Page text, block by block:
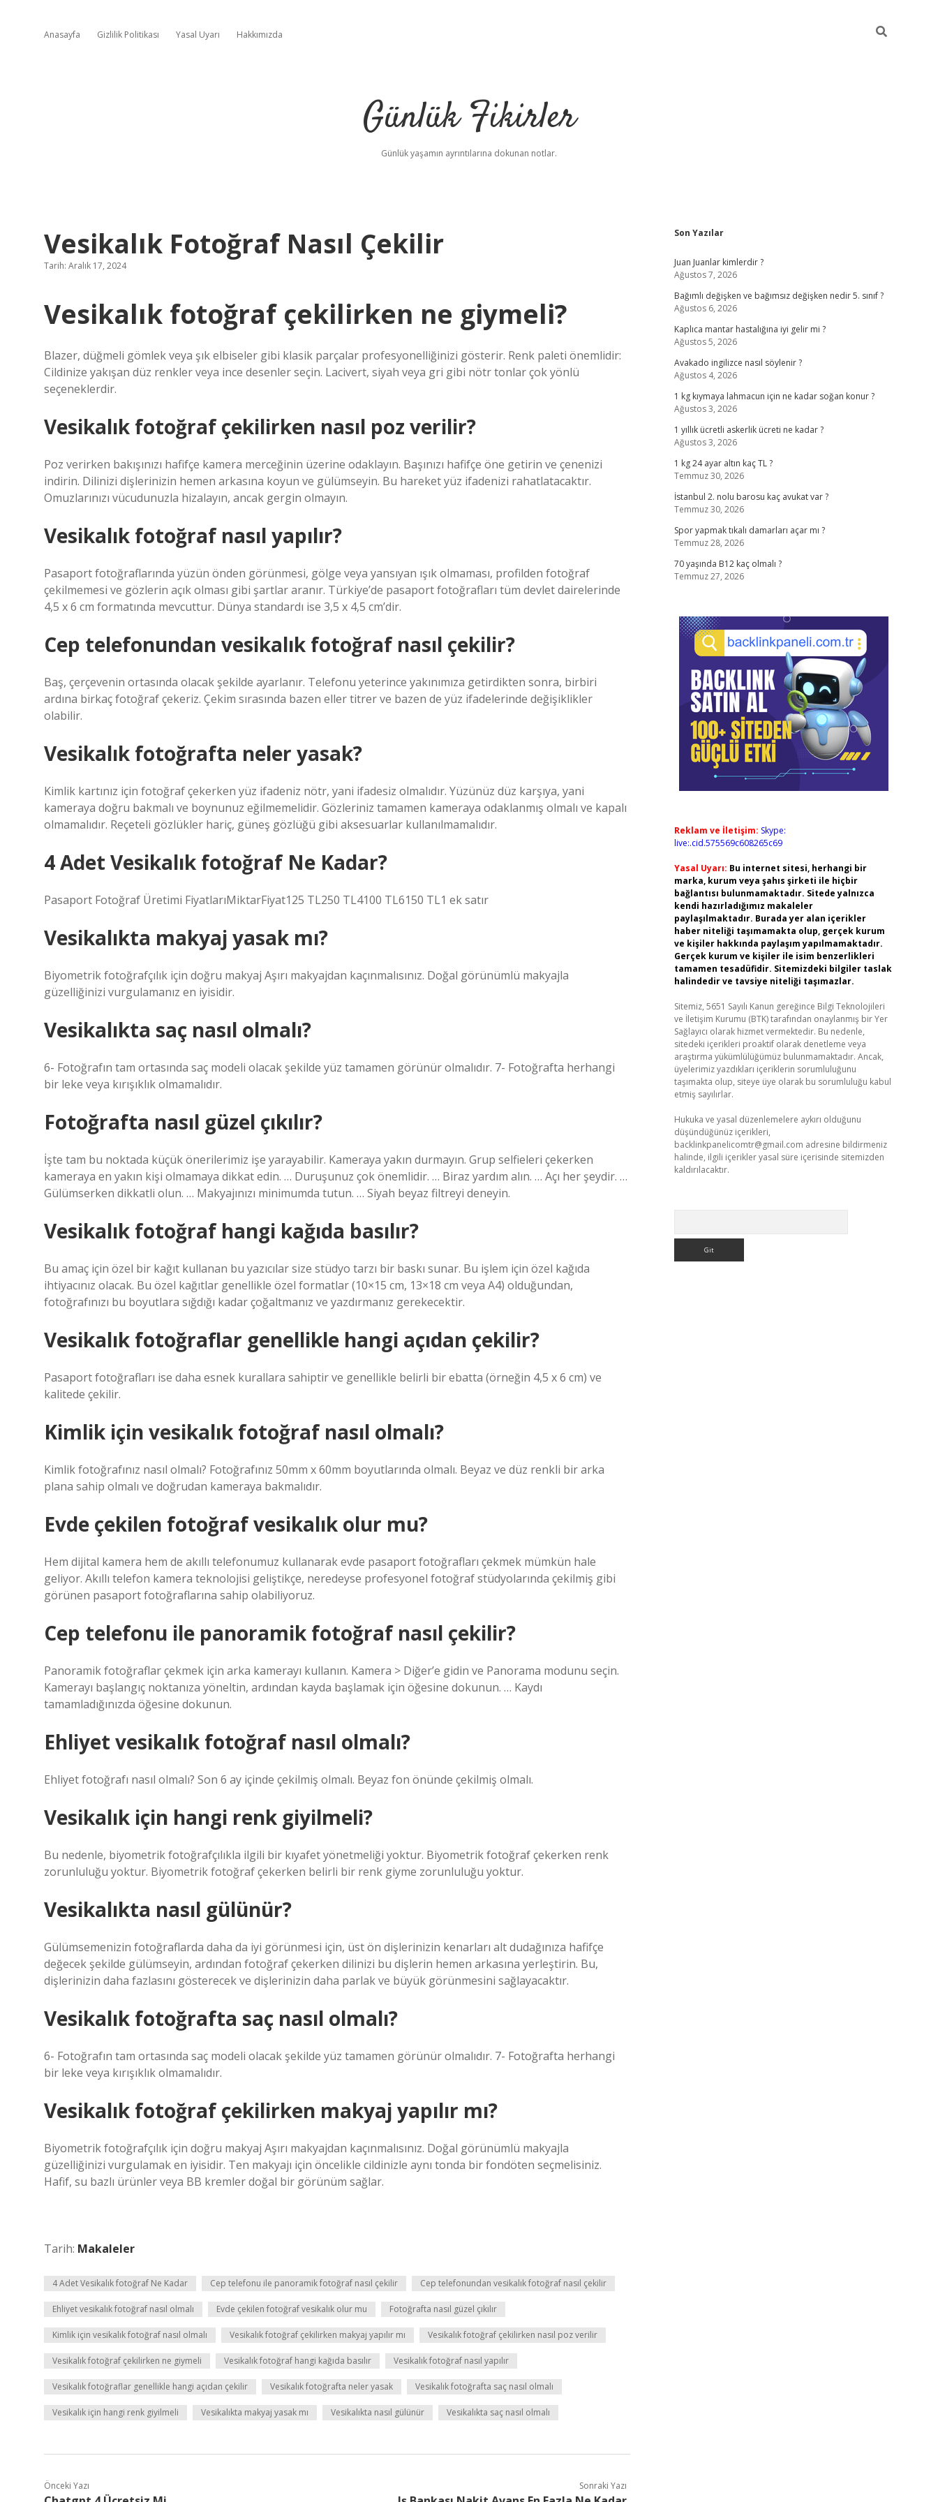
Anasayfa Gizlilik Politikası Yasal Uyarı Hakkımızda
Günlük Fikirler
Günlük yaşamın ayrıntılarına dokunan notlar.
Vesikalık Fotoğraf Nasıl Çekilir
Tarih: Aralık 17, 2024
Vesikalık fotoğraf çekilirken ne giymeli?
Blazer, düğmeli gömlek veya şık elbiseler gibi klasik parçalar profesyonelliğinizi gösterir. Renk paleti önemlidir:
Cildinize yakışan düz renkler veya ince desenler seçin. Lacivert, siyah veya gri gibi nötr tonlar çok yönlü
seçeneklerdir.
Vesikalık fotoğraf çekilirken nasıl poz verilir?
Poz verirken bakışınızı hafifçe kamera merceğinin üzerine odaklayın. Başınızı hafifçe öne getirin ve çenenizi
indirin. Dilinizi dişlerinizin hemen arkasına koyun ve gülümseyin. Bu hareket yüz ifadenizi rahatlatacaktır.
Omuzlarınızı vücudunuzla hizalayın, ancak gergin olmayın.
Vesikalık fotoğraf nasıl yapılır?
Pasaport fotoğraflarında yüzün önden görünmesi, gölge veya yansıyan ışık olmaması, profilden fotoğraf
çekilmemesi ve gözlerin açık olması gibi şartlar aranır. Türkiye’de pasaport fotoğrafları tüm devlet dairelerinde
4,5 x 6 cm formatında mevcuttur. Dünya standardı ise 3,5 x 4,5 cm’dir.
Cep telefonundan vesikalık fotoğraf nasıl çekilir?
Baş, çerçevenin ortasında olacak şekilde ayarlanır. Telefonu yeterince yakınımıza getirdikten sonra, birbiri
ardına birkaç fotoğraf çekeriz. Çekim sırasında bazen eller titrer ve bazen de yüz ifadelerinde değişiklikler
olabilir.
Vesikalık fotoğrafta neler yasak?
Kimlik kartınız için fotoğraf çekerken yüz ifadeniz nötr, yani ifadesiz olmalıdır. Yüzünüz düz karşıya, yani
kameraya doğru bakmalı ve boynunuz eğilmemelidir. Gözleriniz tamamen kameraya odaklanmış olmalı ve kapalı
olmamalıdır. Reçeteli gözlükler hariç, güneş gözlüğü gibi aksesuarlar kullanılmamalıdır.
4 Adet Vesikalık fotoğraf Ne Kadar?
Pasaport Fotoğraf Üretimi FiyatlarıMiktarFiyat125 TL250 TL4100 TL6150 TL1 ek satır
Vesikalıkta makyaj yasak mı?
Biyometrik fotoğrafçılık için doğru makyaj Aşırı makyajdan kaçınmalısınız. Doğal görünümlü makyajla
güzelliğinizi vurgulamanız en iyisidir.
Vesikalıkta saç nasıl olmalı?
6- Fotoğrafın tam ortasında saç modeli olacak şekilde yüz tamamen görünür olmalıdır. 7- Fotoğrafta herhangi
bir leke veya kırışıklık olmamalıdır.
Fotoğrafta nasıl güzel çıkılır?
İşte tam bu noktada küçük önerilerimiz işe yarayabilir. Kameraya yakın durmayın. Grup selfieleri çekerken
kameraya en yakın kişi olmamaya dikkat edin. … Duruşunuz çok önemlidir. … Biraz yardım alın. … Açı her şeydir. …
Gülümserken dikkatli olun. … Makyajınızı minimumda tutun. … Siyah beyaz filtreyi deneyin.
Vesikalık fotoğraf hangi kağıda basılır?
Bu amaç için özel bir kağıt kullanan bu yazıcılar size stüdyo tarzı bir baskı sunar. Bu işlem için özel kağıda
ihtiyacınız olacak. Bu özel kağıtlar genellikle özel formatlar (10×15 cm, 13×18 cm veya A4) olduğundan,
fotoğrafınızı bu boyutlara sığdığı kadar çoğaltmanız ve yazdırmanız gerekecektir.
Vesikalık fotoğraflar genellikle hangi açıdan çekilir?
Pasaport fotoğrafları ise daha esnek kurallara sahiptir ve genellikle belirli bir ebatta (örneğin 4,5 x 6 cm) ve
kalitede çekilir.
Kimlik için vesikalık fotoğraf nasıl olmalı?
Kimlik fotoğrafınız nasıl olmalı? Fotoğrafınız 50mm x 60mm boyutlarında olmalı. Beyaz ve düz renkli bir arka
plana sahip olmalı ve doğrudan kameraya bakmalıdır.
Evde çekilen fotoğraf vesikalık olur mu?
Hem dijital kamera hem de akıllı telefonumuz kullanarak evde pasaport fotoğrafları çekmek mümkün hale
geliyor. Akıllı telefon kamera teknolojisi geliştikçe, neredeyse profesyonel fotoğraf stüdyolarında çekilmiş gibi
görünen pasaport fotoğraflarına sahip olabiliyoruz.
Cep telefonu ile panoramik fotoğraf nasıl çekilir?
Panoramik fotoğraflar çekmek için arka kamerayı kullanın. Kamera > Diğer’e gidin ve Panorama modunu seçin.
Kamerayı başlangıç ​​noktanıza yöneltin, ardından kayda başlamak için öğesine dokunun. … Kaydı
tamamladığınızda öğesine dokunun.
Ehliyet vesikalık fotoğraf nasıl olmalı?
Ehliyet fotoğrafı nasıl olmalı? Son 6 ay içinde çekilmiş olmalı. Beyaz fon önünde çekilmiş olmalı.
Vesikalık için hangi renk giyilmeli?
Bu nedenle, biyometrik fotoğrafçılıkla ilgili bir kıyafet yönetmeliği yoktur. Biyometrik fotoğraf çekerken renk
zorunluluğu yoktur. Biyometrik fotoğraf çekerken belirli bir renk giyme zorunluluğu yoktur.
Vesikalıkta nasıl gülünür?
Gülümsemenizin fotoğraflarda daha da iyi görünmesi için, üst ön dişlerinizin kenarları alt dudağınıza hafifçe
değecek şekilde gülümseyin, ardından fotoğraf çekerken dilinizi bu dişlerin hemen arkasına yerleştirin. Bu,
dişlerinizin daha fazlasını gösterecek ve dişlerinizin daha parlak ve büyük görünmesini sağlayacaktır.
Vesikalık fotoğrafta saç nasıl olmalı?
6- Fotoğrafın tam ortasında saç modeli olacak şekilde yüz tamamen görünür olmalıdır. 7- Fotoğrafta herhangi
bir leke veya kırışıklık olmamalıdır.
Vesikalık fotoğraf çekilirken makyaj yapılır mı?
Biyometrik fotoğrafçılık için doğru makyaj Aşırı makyajdan kaçınmalısınız. Doğal görünümlü makyajla
güzelliğinizi vurgulamak en iyisidir. Ten makyajı için öncelikle cildinizle aynı tonda bir fondöten seçmelisiniz.
Hafif, su bazlı ürünler veya BB kremler doğal bir görünüm sağlar.
Tarih: Makaleler
4 Adet Vesikalık fotoğraf Ne Kadar Cep telefonu ile panoramik fotoğraf nasıl çekilir Cep telefonundan vesikalık fotoğraf nasıl çekilir
Ehliyet vesikalık fotoğraf nasıl olmalı Evde çekilen fotoğraf vesikalık olur mu Fotoğrafta nasıl güzel çıkılır
Kimlik için vesikalık fotoğraf nasıl olmalı Vesikalık fotoğraf çekilirken makyaj yapılır mı Vesikalık fotoğraf çekilirken nasıl poz verilir
Vesikalık fotoğraf çekilirken ne giymeli Vesikalık fotoğraf hangi kağıda basılır Vesikalık fotoğraf nasıl yapılır
Vesikalık fotoğraflar genellikle hangi açıdan çekilir Vesikalık fotoğrafta neler yasak Vesikalık fotoğrafta saç nasıl olmalı
Vesikalık için hangi renk giyilmeli Vesikalıkta makyaj yasak mı Vesikalıkta nasıl gülünür Vesikalıkta saç nasıl olmalı
Önceki Yazı Sonraki Yazı
Sidebar
Son Yazılar
Juan Juanlar kimlerdir ?
Ağustos 7, 2026
Bağımlı değişken ve bağımsız değişken nedir 5. sınıf ?
Ağustos 6, 2026
Kaplıca mantar hastalığına iyi gelir mi ?
Ağustos 5, 2026
Avakado ingilizce nasıl söylenir ?
Ağustos 4, 2026
1 kg kıymaya lahmacun için ne kadar soğan konur ?
Ağustos 3, 2026
1 yıllık ücretli askerlik ücreti ne kadar ?
Ağustos 3, 2026
1 kg 24 ayar altın kaç TL ?
Temmuz 30, 2026
İstanbul 2. nolu barosu kaç avukat var ?
Temmuz 30, 2026
Spor yapmak tıkalı damarları açar mı ?
Temmuz 28, 2026
70 yaşında B12 kaç olmalı ?
Temmuz 27, 2026
Reklam ve İletişim: Skype:
live:.cid.575569c608265c69
Yasal Uyarı: Bu internet sitesi, herhangi bir
marka, kurum veya şahıs şirketi ile hiçbir
bağlantısı bulunmamaktadır. Sitede yalnızca
kendi hazırladığımız makaleler
paylaşılmaktadır. Burada yer alan içerikler
haber niteliği taşımamakta olup, gerçek kurum
ve kişiler hakkında paylaşım yapılmamaktadır.
Gerçek kurum ve kişiler ile isim benzerlikleri
tamamen tesadüfidir. Sitemizdeki bilgiler taslak
halindedir ve tavsiye niteliği taşımazlar.
Sitemiz, 5651 Sayılı Kanun gereğince Bilgi Teknolojileri
ve İletişim Kurumu (BTK) tarafından onaylanmış bir Yer
Sağlayıcı olarak hizmet vermektedir. Bu nedenle,
sitedeki içerikleri proaktif olarak denetleme veya
araştırma yükümlülüğümüz bulunmamaktadır. Ancak,
üyelerimiz yazdıkları içeriklerin sorumluluğunu
taşımakta olup, siteye üye olarak bu sorumluluğu kabul
etmiş sayılırlar.
Hukuka ve yasal düzenlemelere aykırı olduğunu
düşündüğünüz içerikleri,
backlinkpanelicomtr@gmail.com adresine bildirmeniz
halinde, ilgili içerikler yasal süre içerisinde sitemizden
kaldırılacaktır.